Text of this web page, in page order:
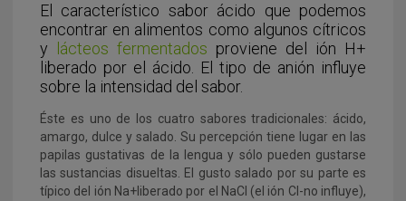
El característico sabor ácido que podemos
encontrar en alimentos como algunos cítricos
y
lácteos fermentados proviene del ión H+
liberado por el ácido. El tipo de anión influye
sobre la intensidad del sabor.
Éste es uno de los cuatro sabores tradicionales: ácido,
amargo, dulce y salado. Su percepción tiene lugar en las
papilas gustativas de la lengua y sólo pueden gustarse
las sustancias disueltas. El gusto salado por su parte es
típico del ión Na+liberado por el NaCl (el ión Cl-no influye),